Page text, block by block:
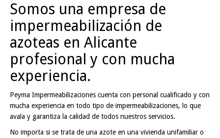
Somos una empresa de
impermeabilización de
azoteas en Alicante
profesional y con mucha
experiencia.
Peyma Impermeabilizaciones cuenta con personal cualificado y con
mucha experiencia en todo tipo de impermeabilizaciones, lo que
avala y garantiza la calidad de todos nuestros servicios.
No importa si se trata de una azote en una vivienda unifamiliar o